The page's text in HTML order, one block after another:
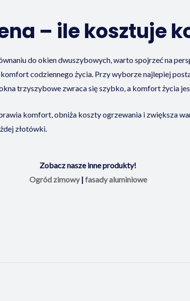
– ile kosztuje
do okien dwuszybowych, warto spojrzeć na
codziennego życia. Przy wyborze najlepiej
trzyszybowe zwraca się szybko, a komfort życia
komfort, obniża koszty ogrzewania i zwiększa
złotówki.
Zobacz nasze inne produkty!
Ogród zimowy| fasady aluminiowe